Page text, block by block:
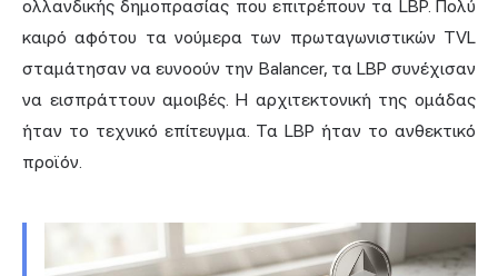
ολλανδικής δημοπρασίας που επιτρέπουν τα LBP. Πολύ
καιρό αφότου τα νούμερα των πρωταγωνιστικών TVL
σταμάτησαν να ευνοούν την Balancer, τα LBP συνέχισαν
να εισπράττουν αμοιβές. Η αρχιτεκτονική της ομάδας
ήταν το τεχνικό επίτευγμα. Τα LBP ήταν το ανθεκτικό
προϊόν.